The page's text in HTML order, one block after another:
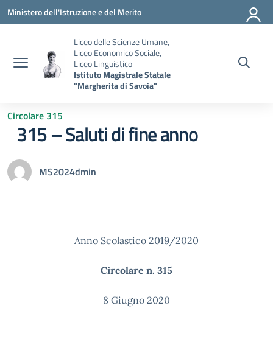
Vai ai contenuti
Vai al menu di navigazione
Vai al footer
Ministero dell'Istruzione e del Merito
Liceo delle Scienze Umane,
Liceo Economico Sociale,
Liceo Linguistico
Istituto Magistrale Statale
"Margherita di Savoia"
Circolare 315
315 – Saluti di fine anno
MS2024dmin
Anno Scolastico 2019/2020
Circolare n. 315
8 Giugno 2020